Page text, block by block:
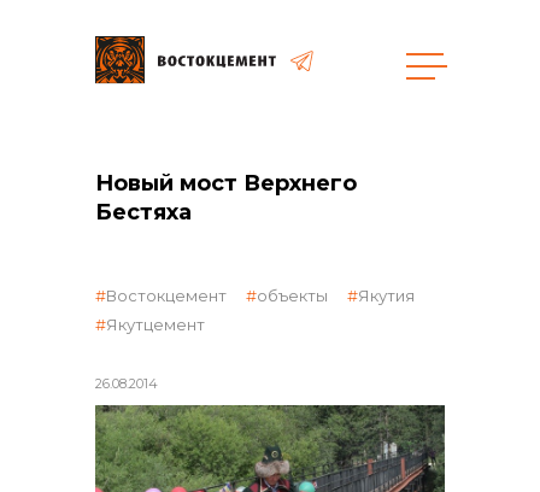
Объекты
реализация неликвидов
Новый мост Верхнего
Бестяха
26.08.2014
Востокцемент объекты
Якутия
Якутцемент